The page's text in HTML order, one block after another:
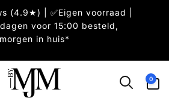
(4.9★) | ✅Eigen voorraad |
voor 15:00 besteld,
morgen in huis*
0
artikelen